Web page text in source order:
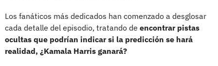
Los fanáticos más dedicados han comenzado a desglosar
cada detalle del episodio, tratando de encontrar pistas
ocultas que podrían indicar si la predicción se hará
realidad, ¿Kamala Harris ganará?